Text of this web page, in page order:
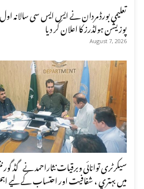
پوزیشن ہولڈرز کا اعلان کر دیا
August 7, 2026
سیکرٹری توانائی وبرقیات نثاراحمد نے گڈ
میں بہتری ، شفافیت اور احتساب کے لیے